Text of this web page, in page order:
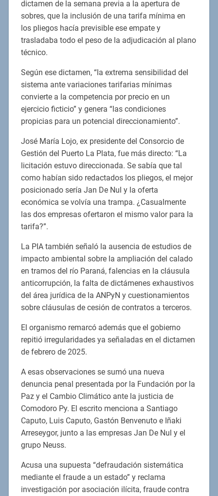
dictamen de la semana previa a la apertura de
sobres, que la inclusión de una tarifa mínima en
los pliegos hacía previsible ese empate y
trasladaba todo el peso de la adjudicación al plano
técnico.
Según ese dictamen, “la extrema sensibilidad del
sistema ante variaciones tarifarias mínimas
convierte a la competencia por precio en un
ejercicio ficticio” y genera “las condiciones
propicias para un potencial direccionamiento”.
José María Lojo, ex presidente del Consorcio de
Gestión del Puerto La Plata, fue más directo: “La
licitación estuvo direccionada. Se sabía que tal
como habían sido redactados los pliegos, el mejor
posicionado sería Jan De Nul y la oferta
económica se volvía una trampa. ¿Casualmente
las dos empresas ofertaron el mismo valor para la
tarifa?”.
La PIA también señaló la ausencia de estudios de
impacto ambiental sobre la ampliación del calado
en tramos del río Paraná, falencias en la cláusula
anticorrupción, la falta de dictámenes exhaustivos
del área jurídica de la ANPyN y cuestionamientos
sobre cláusulas de cesión de contratos a terceros.
El organismo remarcó además que el gobierno
repitió irregularidades ya señaladas en el dictamen
de febrero de 2025.
A esas observaciones se sumó una nueva
denuncia penal presentada por la Fundación por la
Paz y el Cambio Climático ante la justicia de
Comodoro Py. El escrito menciona a Santiago
Caputo, Luis Caputo, Gastón Benvenuto e Iñaki
Arreseygor, junto a las empresas Jan De Nul y el
grupo Neuss.
Acusa una supuesta “defraudación sistemática
mediante el fraude a un estado” y reclama
investigación por asociación ilícita, fraude contra